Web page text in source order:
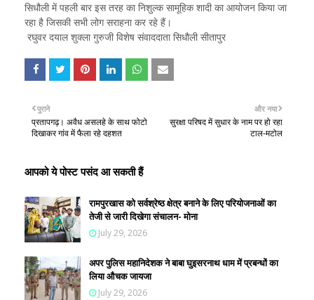
सिधौली में पहली बार इस तरह का निशुल्क सामूहिक शादी का आयोजन किया जा
रहा है जिसकी सभी लोग सराहना कर रहे हैं।
रघुवर दयाल शुक्ला गुरुजी विशेष संवाददाता सिधौली सीतापुर
और नया
सुरक्षा परिषद में सुधार के नाम पर हो रहा
टाल-मटोल
पुराने
प्रतापगढ़। अवैध असलहे के साथ फोटो
दिखाकर गांव में फैला रहे दहशत
आपको ये पोस्ट पसंद आ सकती हैं
रामपुरखास को सर्वश्रेष्ठ क्षेत्र बनाने के लिए परियोजनाओं का
तेजी से जारी दिखेगा संचालन- मोना
July 29, 2026
अपर पुलिस महानिदेशक ने बाबा घुइसरनाथ धाम में प्रबन्धों का
लिया औचक जायजा
July 29, 2026